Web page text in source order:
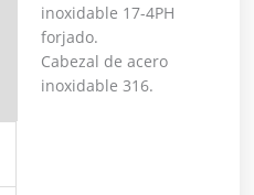
inoxidable 17-4PH
forjado.
Cabezal de acero
inoxidable 316.